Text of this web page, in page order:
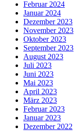
Februar 2024
Januar 2024
Dezember 2023
November 2023
Oktober 2023
September 2023
August 2023
Juli 2023
Juni 2023
Mai 2023
April 2023
März 2023
Februar 2023
Januar 2023
Dezember 2022